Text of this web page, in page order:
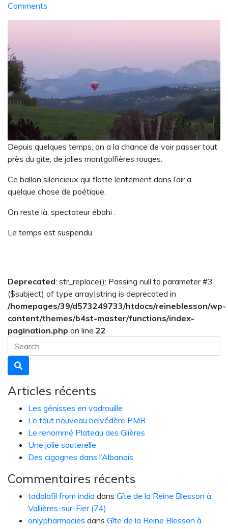
Comments
Depuis quelques temps, on a la chance de voir passer tout
près du gîte, de jolies montgolfières rouges.
Ce ballon silencieux qui flotte lentement dans l’air a
quelque chose de poétique.
On reste là, spectateur ébahi .
Le temps est suspendu.
Deprecated: str_replace(): Passing null to parameter #3
($subject) of type array|string is deprecated in
/homepages/39/d573249733/htdocs/reineblesson/wp-
content/themes/b4st-master/functions/index-
pagination.php on line 22
Articles récents
Les génisses en vadrouille
Le tout nouveau belvédère PMR
Le renommé Plateau des Glières
Une jolie sauterelle
Des cigognes dans l’Albanais
Commentaires récents
tadalafil from india dans Gîte de la Reine Blesson à
Vallières-sur-Fier (74)
onlypharmacies dans Gîte de la Reine Blesson à